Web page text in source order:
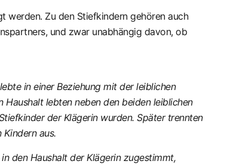
werden. Zu den Stiefkindern gehören auch
und zwar unabhängig davon, ob
in einer Beziehung mit der leiblichen
lebten neben den beiden leiblichen
der Klägerin wurden. Später trennten
aus.
den Haushalt der Klägerin zugestimmt,